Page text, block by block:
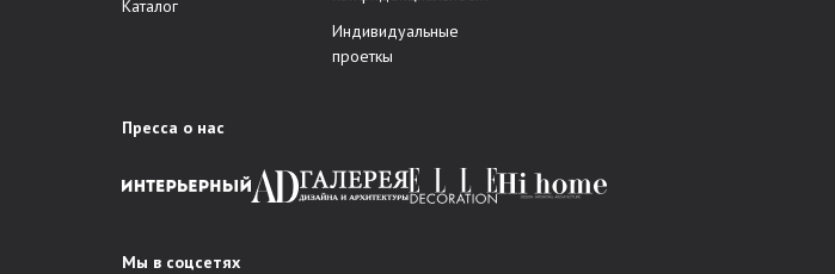
Каталог
Индивидуальные
проеткы
Пресса о нас
Мы в соцсетях